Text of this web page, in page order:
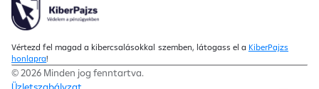
Vértezd fel magad a kibercsalásokkal szemben, látogass el a KiberPajzs
honlapra!
© 2026 Minden jog fenntartva.